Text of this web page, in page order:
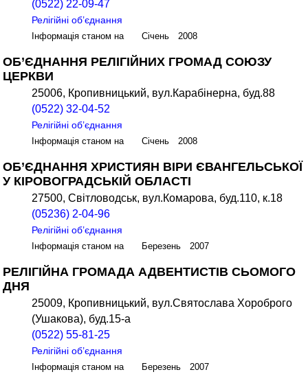
(0522) 22-09-47
Релігійні об’єднання
Інформація станом на Січень 2008
ОБ’ЄДНАННЯ РЕЛІГІЙНИХ ГРОМАД СОЮЗУ
ЦЕРКВИ
25006, Кропивницький, вул.Карабінерна, буд.88
(0522) 32-04-52
Релігійні об’єднання
Інформація станом на Січень 2008
ОБ’ЄДНАННЯ ХРИСТИЯН ВІРИ ЄВАНГЕЛЬСЬКОЇ
У КІРОВОГРАДСЬКІЙ ОБЛАСТІ
27500, Світловодськ, вул.Комарова, буд.110, к.18
(05236) 2-04-96
Релігійні об’єднання
Інформація станом на Березень 2007
РЕЛІГІЙНА ГРОМАДА АДВЕНТИСТІВ СЬОМОГО
ДНЯ
25009, Кропивницький, вул.Святослава Хороброго
(Ушакова), буд.15-а
(0522) 55-81-25
Релігійні об’єднання
Інформація станом на Березень 2007